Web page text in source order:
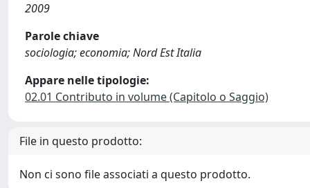
2009
Parole chiave
sociologia; economia; Nord Est Italia
Appare nelle tipologie:
02.01 Contributo in volume (Capitolo o Saggio)
File in questo prodotto:
Non ci sono file associati a questo prodotto.